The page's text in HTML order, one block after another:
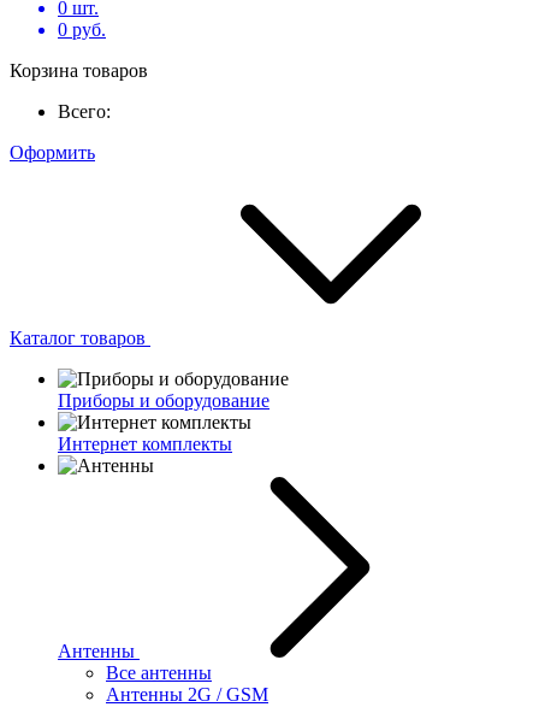
0 шт.
0 руб.
Корзина товаров
Всего:
Оформить
Каталог товаров
Приборы и оборудование
Интернет комплекты
Антенны
Все антенны
Антенны 2G / GSM